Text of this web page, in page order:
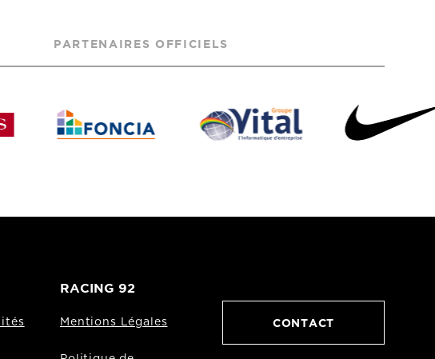
PARTENAIRES OFFICIELS
RACING 92
Mentions Légales CONTACT